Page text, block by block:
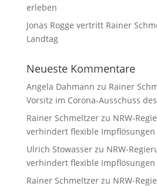
erleben
Jonas Rogge vertritt Rainer
Landtag
Neueste Kommentare
Angela Dahmann zu Rainer
Vorsitz im Corona-Ausschuss
Rainer Schmeltzerzu NRW-
verhindert flexible Impflösungen
Ulrich Stowasserzu NRW-
verhindert flexible Impflösungen
Rainer Schmeltzerzu NRW-